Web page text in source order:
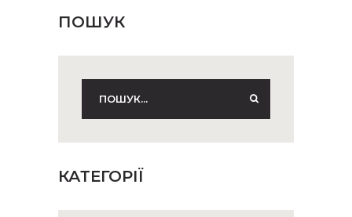
ПОШУК
КАТЕГОРІЇ